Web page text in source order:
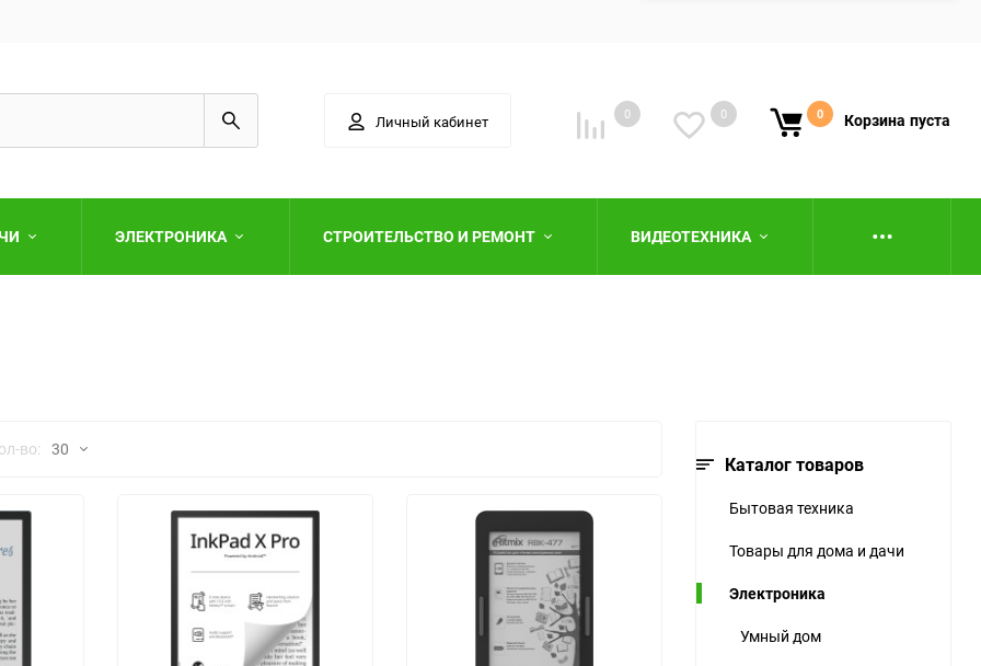
Личный кабинет 0 0 0 Корзина пуста
Выберите категорию
Выберите категорию
ЭЛЕКТРОНИКА СТРОИТЕЛЬСТВО И РЕМОНТ
Выберите категорию
ВИДЕОТЕХНИКА
во: 30
30
60
90
150 еще 1 фото
Каталог товаров
Бытовая техника
Товары для дома и дачи
Электроника
Умный дом